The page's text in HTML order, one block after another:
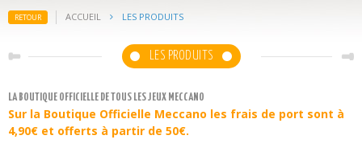
RETOUR ACCUEIL LES PRODUITS
LES PRODUITS
LA BOUTIQUE OFFICIELLE DE TOUS LES JEUX MECCANO
Sur la Boutique Officielle Meccano les frais de port sont à
4,90€ et offerts à partir de 50€.